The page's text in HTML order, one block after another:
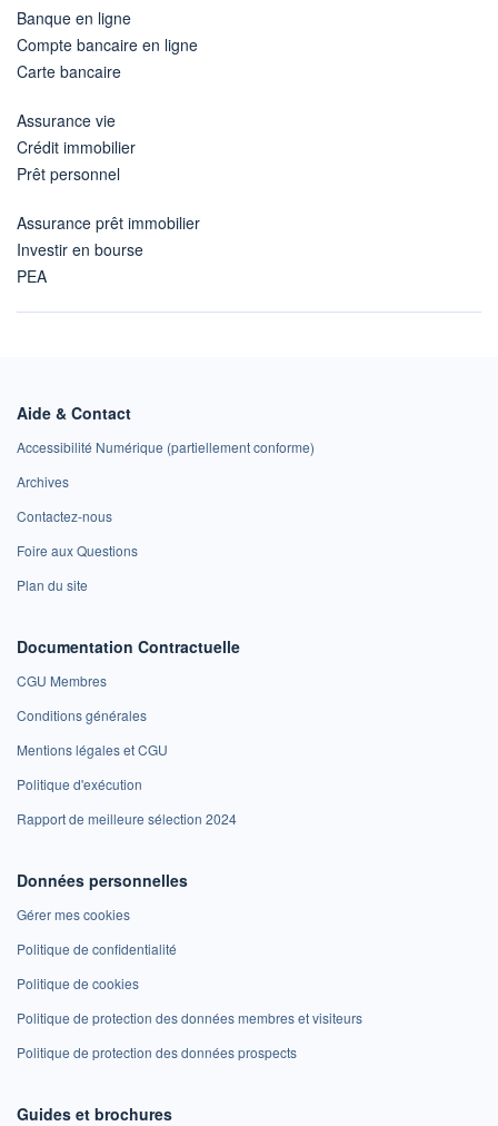
Banque en ligne
Compte bancaire en ligne
Carte bancaire
Assurance vie
Crédit immobilier
Prêt personnel
Assurance prêt immobilier
Investir en bourse
PEA
Aide & Contact
Accessibilité Numérique (partiellement conforme)
Archives
Contactez-nous
Foire aux Questions
Plan du site
Documentation Contractuelle
CGU Membres
Conditions générales
Mentions légales et CGU
Politique d'exécution
Rapport de meilleure sélection 2024
Données personnelles
Gérer mes cookies
Politique de confidentialité
Politique de cookies
Politique de protection des données membres et visiteurs
Politique de protection des données prospects
Guides et brochures